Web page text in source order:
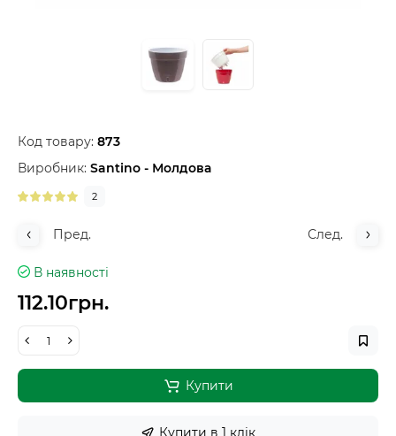
Код товару: 873
Виробник: Santino - Молдова
2
Пред. След.
В наявності
112.10грн.
Купити
Купити в 1 клiк